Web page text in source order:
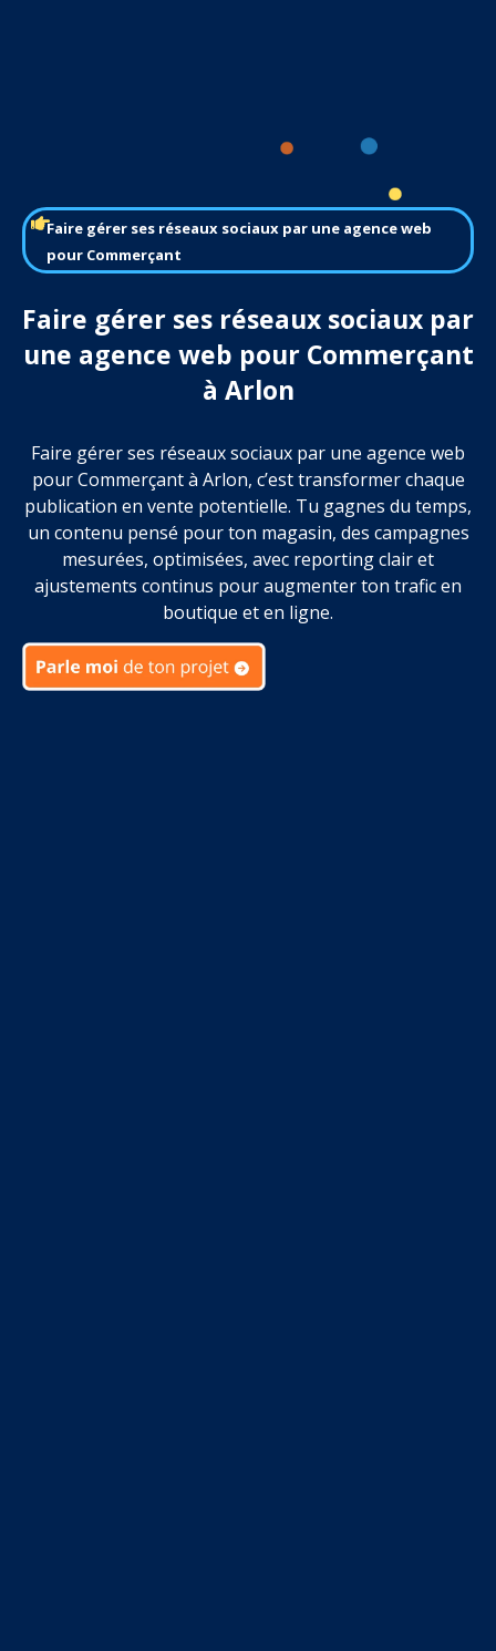
Faire gérer ses réseaux sociaux par une agence web
pour Commerçant
Faire gérer ses réseaux sociaux par
une agence web pour Commerçant
à Arlon
Faire gérer ses réseaux sociaux par une agence web
pour Commerçant à Arlon, c’est transformer chaque
publication en vente potentielle. Tu gagnes du temps,
un contenu pensé pour ton magasin, des campagnes
mesurées, optimisées, avec reporting clair et
ajustements continus pour augmenter ton trafic en
boutique et en ligne.